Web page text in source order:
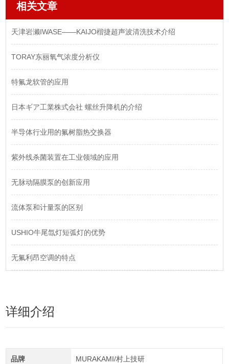
相关文章
天津岩濑IWASE——KAIJO楷捷超声波清洗技术介绍
TORAY东丽氧气浓度分析仪
​特氟龙软管的应用
日本ギア工業株式会社 螺丝升降机的介绍
半导体行业用的氟树脂热交换器
紫外线杀菌装置在工业领域的应用
​无脉动隔膜泵的创新应用
流体泵和计量泵的区别
USHIO牛尾氙灯短弧灯的优势
无氟利昂空调的特点
详细介绍
品牌 MURAKAMI/村上技研